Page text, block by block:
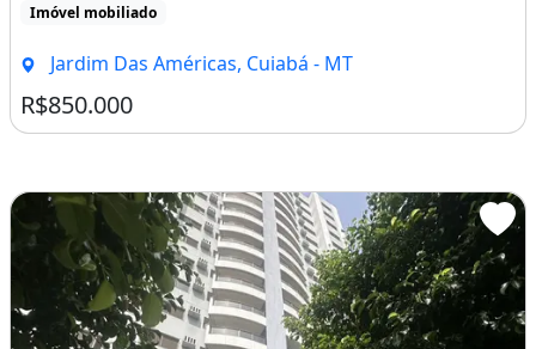
Imóvel mobiliado
Jardim Das Américas, Cuiabá - MT
R$850.000